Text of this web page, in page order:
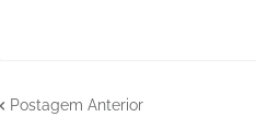
Postagem Anterior